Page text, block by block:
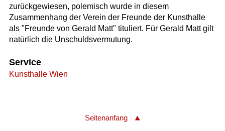
zurückgewiesen, polemisch wurde in diesem
Zusammenhang der Verein der Freunde der Kunsthalle
als "Freunde von Gerald Matt" tituliert. Für Gerald Matt gilt
natürlich die Unschuldsvermutung.
Service
Kunsthalle Wien
Seitenanfang